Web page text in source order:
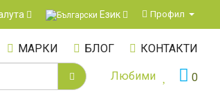
Език Профил
МАРКИ БЛОГ КОНТАКТИ
0
Любими